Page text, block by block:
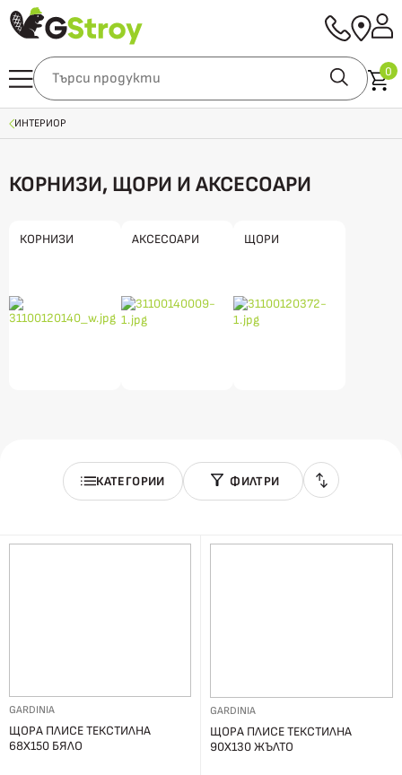
0
ИНТЕРИОР
КОРНИЗИ, ЩОРИ И АКСЕСОАРИ
КОРНИЗИ АКСЕСОАРИ ЩОРИ
КАТЕГОРИИ ФИЛТРИ
GARDINIA
ЩОРА ПЛИСЕ ТЕКСТИЛНА
68Х150 БЯЛО
GARDINIA
ЩОРА ПЛИСЕ ТЕКСТИЛНА
90Х130 ЖЪЛТО